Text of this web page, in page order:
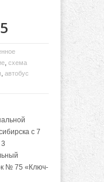
схема
автобус
с 7
№ 75 «Ключ-